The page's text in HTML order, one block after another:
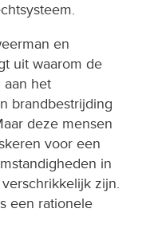
en
uit waarom de
aan het
brandbestrijding
deze mensen
voor een
in
zijn.
een rationele